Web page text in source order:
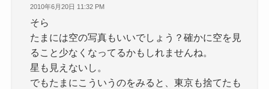
2010年6月20日 11:32 PM
そら
たまには空の写真もいいでしょう？確かに空を見
ること少なくなってるかもしれませんね。
星も見えないし。
でもたまにこういうのをみると、東京も捨てたも